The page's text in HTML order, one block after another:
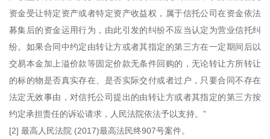
资金受让特定资产或者特定资产收益权，属于信托公司在资金依法
募集后的资金运用行为，由此引发的纠纷不应当认定为营业信托纠
纷。如果合同中约定由转让方或者其指定的第三方在一定期间后以
交易本金加上溢价款等固定价款无条件回购的，无论转让方所转让
的标的物是否真实存在、是否实际交付或者过户，只要合同不存在
法定无效事由，对信托公司提出的由转让方或者其指定的第三方按
约定承担责任的诉讼请求，人民法院依法予以支持。”
[2] 最高人民法院 (2017)最高法民终907号案件。